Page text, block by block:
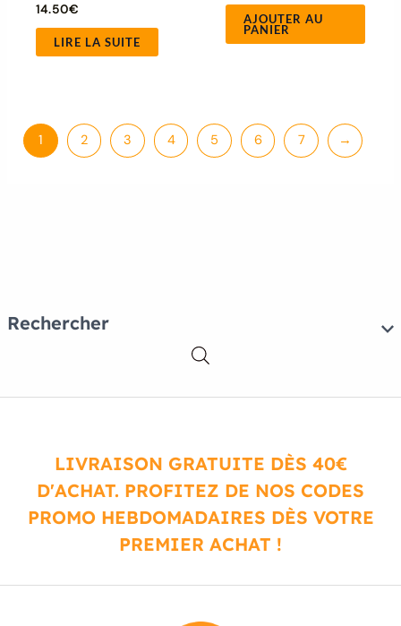
Rechercher
14.50€
LIRE LA SUITE
AJOUTER AU
PANIER
1 2 3 4 5 6 7 →
LIVRAISON GRATUITE DÈS 40€
D'ACHAT. PROFITEZ DE NOS CODES
PROMO HEBDOMADAIRES DÈS VOTRE
PREMIER ACHAT !